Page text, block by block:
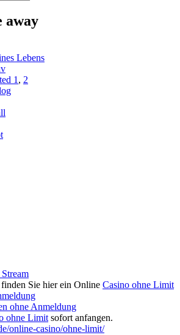
away
Lebens
1 , 2
Sie hier ein Online Casino ohne Limit
ohne Anmeldung
ohne Limit sofort anfangen.
online-casino/ohne-limit/